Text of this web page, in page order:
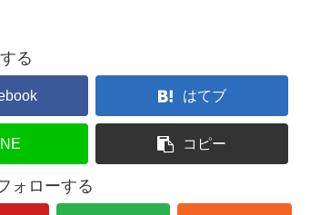
る
はてブ
コピー
ォローする